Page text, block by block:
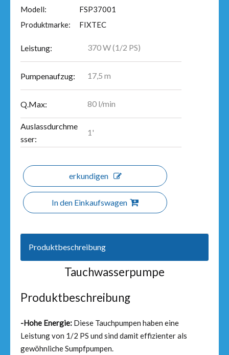
Modell:
FSP37001
Produktmarke:
FIXTEC
Leistung: 370 W (1/2 PS)
Pumpenaufzug: 17,5 m
Q.Max: 80 l/min
Auslassdurchme
sser:
1'
erkundigen
In den Einkaufswagen
Produktbeschreibung
Tauchwasserpumpe
Produktbeschreibung
-Hohe Energie: Diese Tauchpumpen haben eine
Leistung von 1/2 PS und sind damit effizienter als
gewöhnliche Sumpfpumpen.